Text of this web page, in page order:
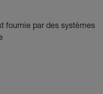
fournie par des systèmes